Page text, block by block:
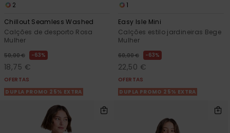
2
Chillout Seamless Washed
Calções de desporto Rosa
Mulher
50,00 € 63%
18,75 €
OFERTAS
DUPLA PROMO 25% EXTRA
1
Easy Isle Mini
Calções estilo jardineiras Bege
Mulher
60,00 € 63%
22,50 €
OFERTAS
DUPLA PROMO 25% EXTRA